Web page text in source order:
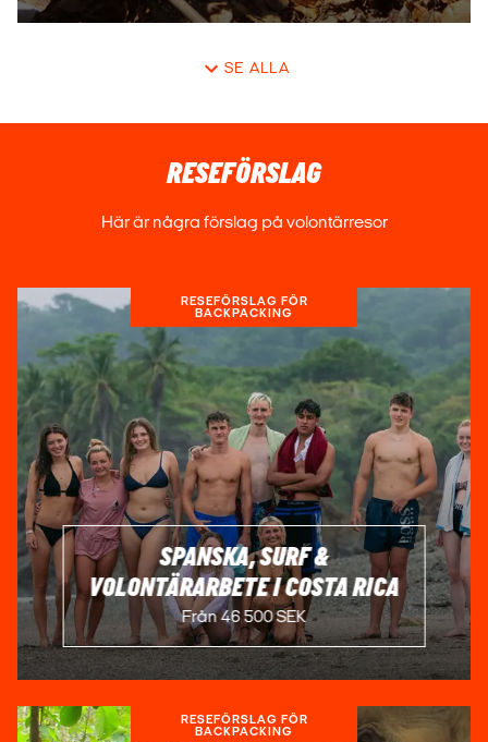
SE ALLA
RESEFÖRSLAG
Här är några förslag på volontärresor
RESEFÖRSLAG FÖR
BACKPACKING
SPANSKA, SURF &
VOLONTÄRARBETE I COSTA RICA
Från 46 500 SEK
RESEFÖRSLAG FÖR
BACKPACKING